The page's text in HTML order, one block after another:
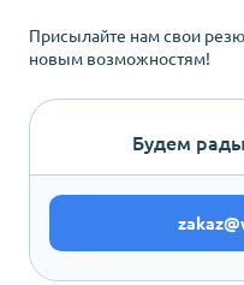
Присылайте нам свои
новым возможностям!
Будем